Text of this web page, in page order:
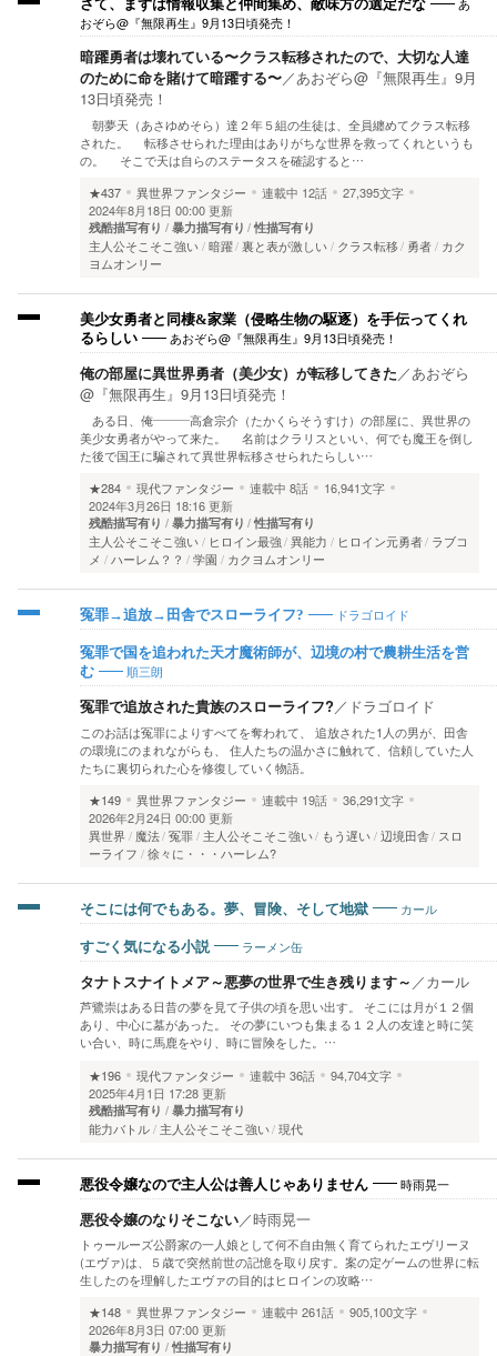
さて、まずは情報収集と仲間集め、敵味方の選定だな
あ
おぞら@『無限再生』9月13日頃発売！
暗躍勇者は壊れている〜クラス転移されたので、大切な人達
のために命を賭けて暗躍する〜／あおぞら@『無限再生』9月
13日頃発売！
朝夢天（あさゆめそら）達２年５組の生徒は、全員纏めてクラス転移
された。 転移させられた理由はありがちな世界を救ってくれというも
の。 そこで天は自らのステータスを確認すると…
★437
異世界ファンタジー 連載中 12話
27,395文字
2024年8月18日 00:00 更新
残酷描写有り 暴力描写有り 性描写有り
主人公そこそこ強い 暗躍 裏と表が激しい クラス転移 勇者
カク
ヨムオンリー
美少女勇者と同棲&家業（侵略生物の駆逐）を手伝ってくれ
るらしい
あおぞら@『無限再生』9月13日頃発売！
俺の部屋に異世界勇者（美少女）が転移してきた／あおぞら
@『無限再生』9月13日頃発売！
ある日、俺———高倉宗介（たかくらそうすけ）の部屋に、異世界の
美少女勇者がやって来た。 名前はクラリスといい、何でも魔王を倒し
た後で国王に騙されて異世界転移させられたらしい…
★284
現代ファンタジー 連載中 8話
16,941文字
2024年3月26日 18:16 更新
残酷描写有り 暴力描写有り 性描写有り
主人公そこそこ強い ヒロイン最強 異能力 ヒロイン元勇者 ラブコ
メ
ハーレム？？ 学園 カクヨムオンリー
冤罪→追放→田舎でスローライフ? ドラゴロイド
冤罪で国を追われた天才魔術師が、辺境の村で農耕生活を営
む
順三朗
冤罪で追放された貴族のスローライフ?／ ドラゴロイド
このお話は冤罪によりすべてを奪われて、 追放された1人の男が、田舎
の環境にのまれながらも、 住人たちの温かさに触れて、信頼していた人
たちに裏切られた心を修復していく物語。
★149
異世界ファンタジー 連載中 19話
36,291文字
2026年2月24日 00:00 更新
異世界
魔法 冤罪 主人公そこそこ強い もう遅い 辺境田舎
スロ
ーライフ
徐々に・・・ハーレム?
そこには何でもある。夢、冒険、そして地獄 カール
すごく気になる小説 ラーメン缶
タナトスナイトメア～悪夢の世界で生き残ります～ ／カール
芦鷺崇はある日昔の夢を見て子供の頃を思い出す。 そこには月が１２個
あり、中心に墓があった。 その夢にいつも集まる１２人の友達と時に笑
い合い、時に馬鹿をやり、時に冒険をした。…
★196
現代ファンタジー 連載中 36話
94,704文字
2025年4月1日 17:28 更新
残酷描写有り 暴力描写有り
能力バトル 主人公そこそこ強い 現代
悪役令嬢なので主人公は善人じゃありません 時雨晃一
悪役令嬢のなりそこない／時雨晃一
トゥールーズ公爵家の一人娘として何不自由無く育てられたエヴリーヌ
(エヴァ)は、５歳で突然前世の記憶を取り戻す。案の定ゲームの世界に転
生したのを理解したエヴァの目的はヒロインの攻略…
★148
異世界ファンタジー 連載中 261話
905,100文字
2026年8月3日 07:00 更新
暴力描写有り 性描写有り